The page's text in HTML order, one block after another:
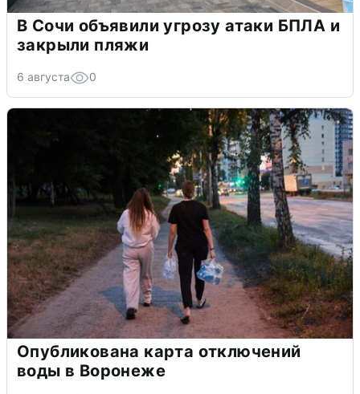
В Сочи объявили угрозу атаки БПЛА и
закрыли пляжи
6 августа 0
Опубликована карта отключений
воды в Воронеже